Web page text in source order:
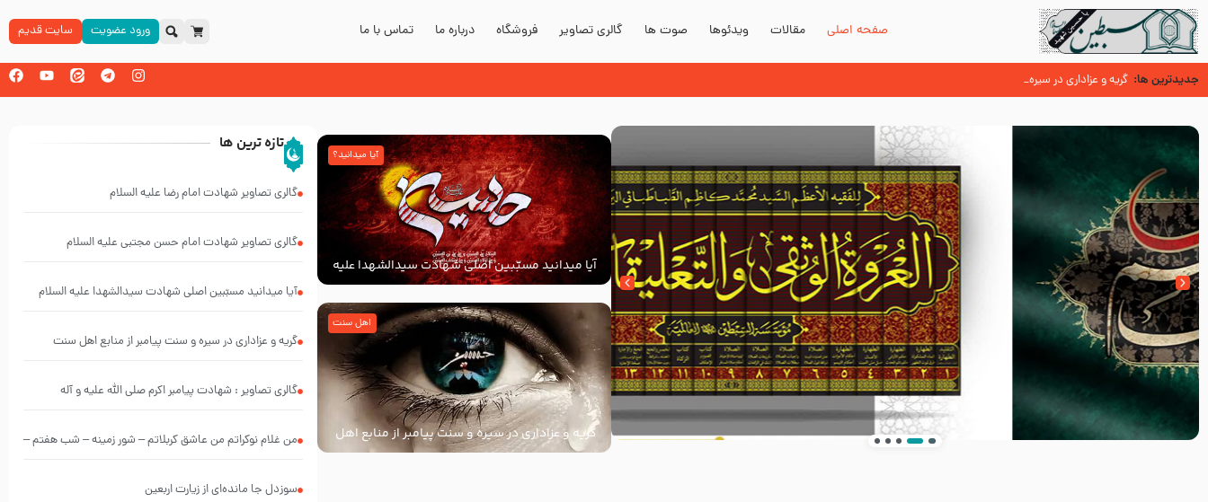
صفحه اصلی مقالات ویدئوها صوت ها گالری تصاویر فروشگاه درباره ما تماس با ما ورود عضویت سایت قدیم
جدیدترین ها: گریه و عزاداری در سیره و سنت پیامبر از منابع اهل سنت
عُمَر با گفتن “حسبنا كتاب اللّه ” به مخالفت با رسول اللّه برخاست
سوزدل جا مانده‌ای از زیارت اربعین
آیا میدانید مسبّبین اصلی شهادت سیدالشهدا علیه
‌السلام کیانند؟
آیا میدانید؟
گریه و عزاداری در سیره و سنت پیامبر از منابع اهل
سنت
اهل سنت
تازه ترین ها
گالری تصاویر شهادت امام رضا علیه السلام
گالری تصاویر شهادت امام حسن مجتبی علیه السلام
آیا میدانید مسبّبین اصلی شهادت سیدالشهدا علیه ‌السلام
گریه و عزاداری در سیره و سنت پیامبر از منابع اهل سنت
گالری تصاویر : شهادت پیامبر اکرم صلی الله علیه و آله
من غلام نوکراتم من عاشق کربلاتم – شور زمینه – شب هفتم –
سوزدل جا مانده‌ای از زیارت اربعین